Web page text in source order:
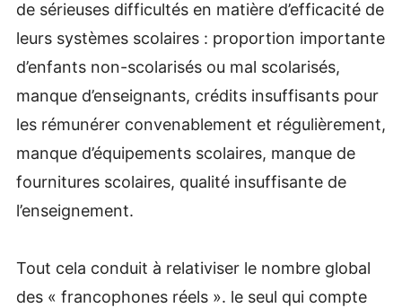
de sérieuses difficultés en matière d’efficacité de
leurs systèmes scolaires : proportion importante
d’enfants non-scolarisés ou mal scolarisés,
manque d’enseignants, crédits insuffisants pour
les rémunérer convenablement et régulièrement,
manque d’équipements scolaires, manque de
fournitures scolaires, qualité insuffisante de
l’enseignement.
Tout cela conduit à relativiser le nombre global
des « francophones réels ». le seul qui compte